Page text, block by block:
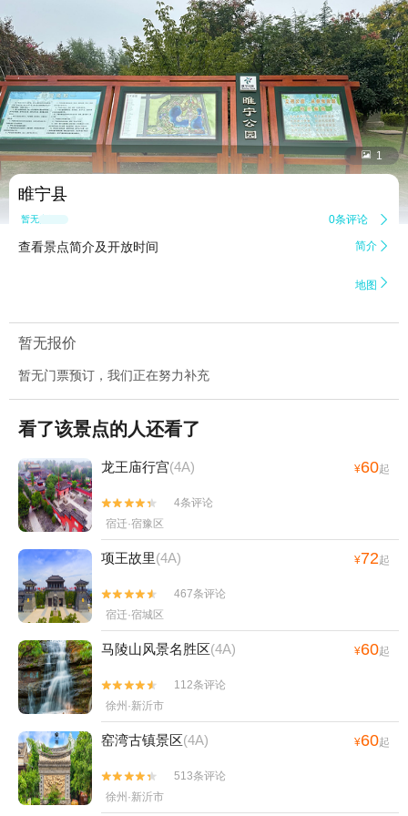
 1
睢宁县
暂无点评 0条评论 
查看景点简介及开放时间 简介 
地图 
暂无报价
暂无门票预订，我们正在努力补充
看了该景点的人还看了
龙王庙行宫(4A) ¥60起


4条评论
宿迁·宿豫区
项王故里(4A) ¥72起


467条评论
宿迁·宿城区
马陵山风景名胜区(4A) ¥60起


112条评论
徐州·新沂市
窑湾古镇景区(4A) ¥60起


513条评论
徐州·新沂市